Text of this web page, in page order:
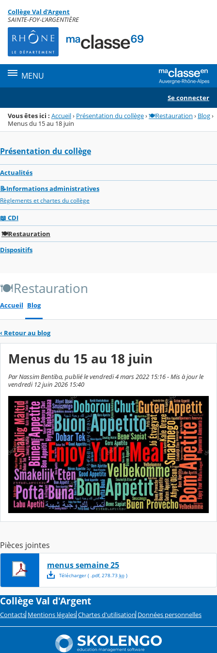
Menu de la rubrique
Contenu
Collège Val d'Argent
SAINTE-FOY-L'ARGENTIÈRE
MENU
Se connecter
Vous êtes ici : Accueil› Présentation du collège›🍽️Restauration › Blog›
Menus du 15 au 18 juin
Présentation du collège
Actualités
📝Informations administratives
Règlements et chartes du collège
📖 CDI
🍽️Restauration
Dispositifs
🍽️Restauration
Accueil Blog
‹ Retour au blog
Menus du 15 au 18 juin
Par Nassim Bentiba, publié le vendredi 4 mars 2022 15:16 - Mis à jour le
vendredi 12 juin 2026 15:40
Pièces jointes
menus semaine 25
Télécharger( .pdf, 278.73 ko)
Collège Val d'Argent
Contacts Mentions légales Chartes d'utilisation Données personnelles